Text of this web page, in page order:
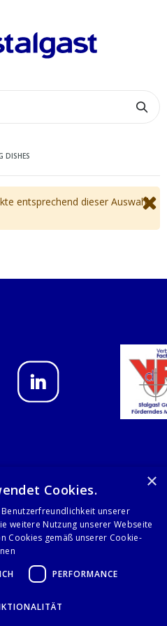
DISHES
entsprechend dieser Auswahl
×
Cookies.
unserer
weitere Nutzung unserer Webseite
Cookies gemäß unserer Cookie-
PERFORMANCE